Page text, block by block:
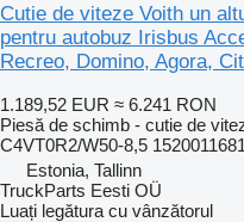
Cutie de viteze Voith un
pentru autobuz Irisbus
Recreo, Domino, Agora,
1.189,52 EUR ≈ 6.241 RON
Piesă de schimb - cutie de
C4VT0R2/W50-8,5
Estonia, Tallinn
TruckParts Eesti OÜ
Luați legătura cu vânzătorul